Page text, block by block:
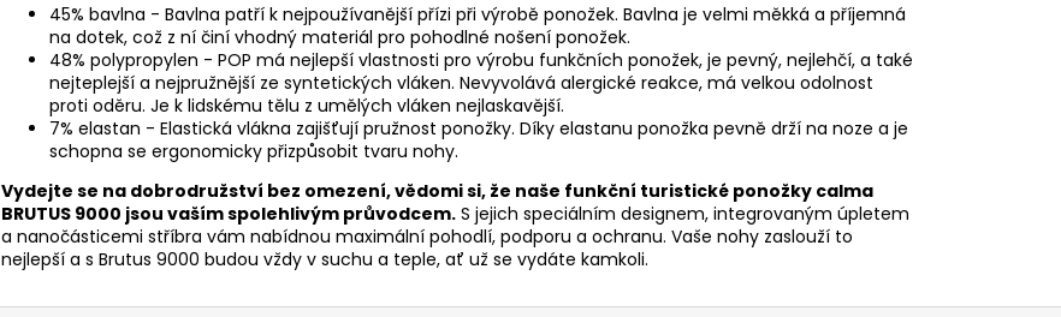
45% bavlna - Bavlna patří k nejpoužívanější přízi při výrobě ponožek. Bavlna je velmi měkká a příjemná
na dotek, což z ní činí vhodný materiál pro pohodlné nošení ponožek.
48% polypropylen - POP má nejlepší vlastnosti pro výrobu funkčních ponožek, je pevný, nejlehčí, a také
nejteplejší a nejpružnější ze syntetických vláken. Nevyvolává alergické reakce, má velkou odolnost
proti oděru. Je k lidskému tělu z umělých vláken nejlaskavější.
7% elastan - Elastická vlákna zajišťují pružnost ponožky. Díky elastanu ponožka pevně drží na noze a je
schopna se ergonomicky přizpůsobit tvaru nohy.
Vydejte se na dobrodružství bez omezení, vědomi si, že naše funkční turistické ponožky calma
BRUTUS 9000 jsou vaším spolehlivým průvodcem. S jejich speciálním designem, integrovaným úpletem
a nanočásticemi stříbra vám nabídnou maximální pohodlí, podporu a ochranu. Vaše nohy zaslouží to
nejlepší a s Brutus 9000 budou vždy v suchu a teple, ať už se vydáte kamkoli.